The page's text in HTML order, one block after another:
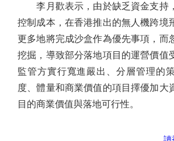
李月歡表示，由於缺乏資金支持
控制成本，在香港推出的無人機跨境
更多地將完成沙盒作為優先事項，而
挖掘，導致部分落地項目的運營價值
監管方實行寬進嚴出、分層管理的
度、體量和商業價值的項目擇優加大
目的商業價值與落地可行性。